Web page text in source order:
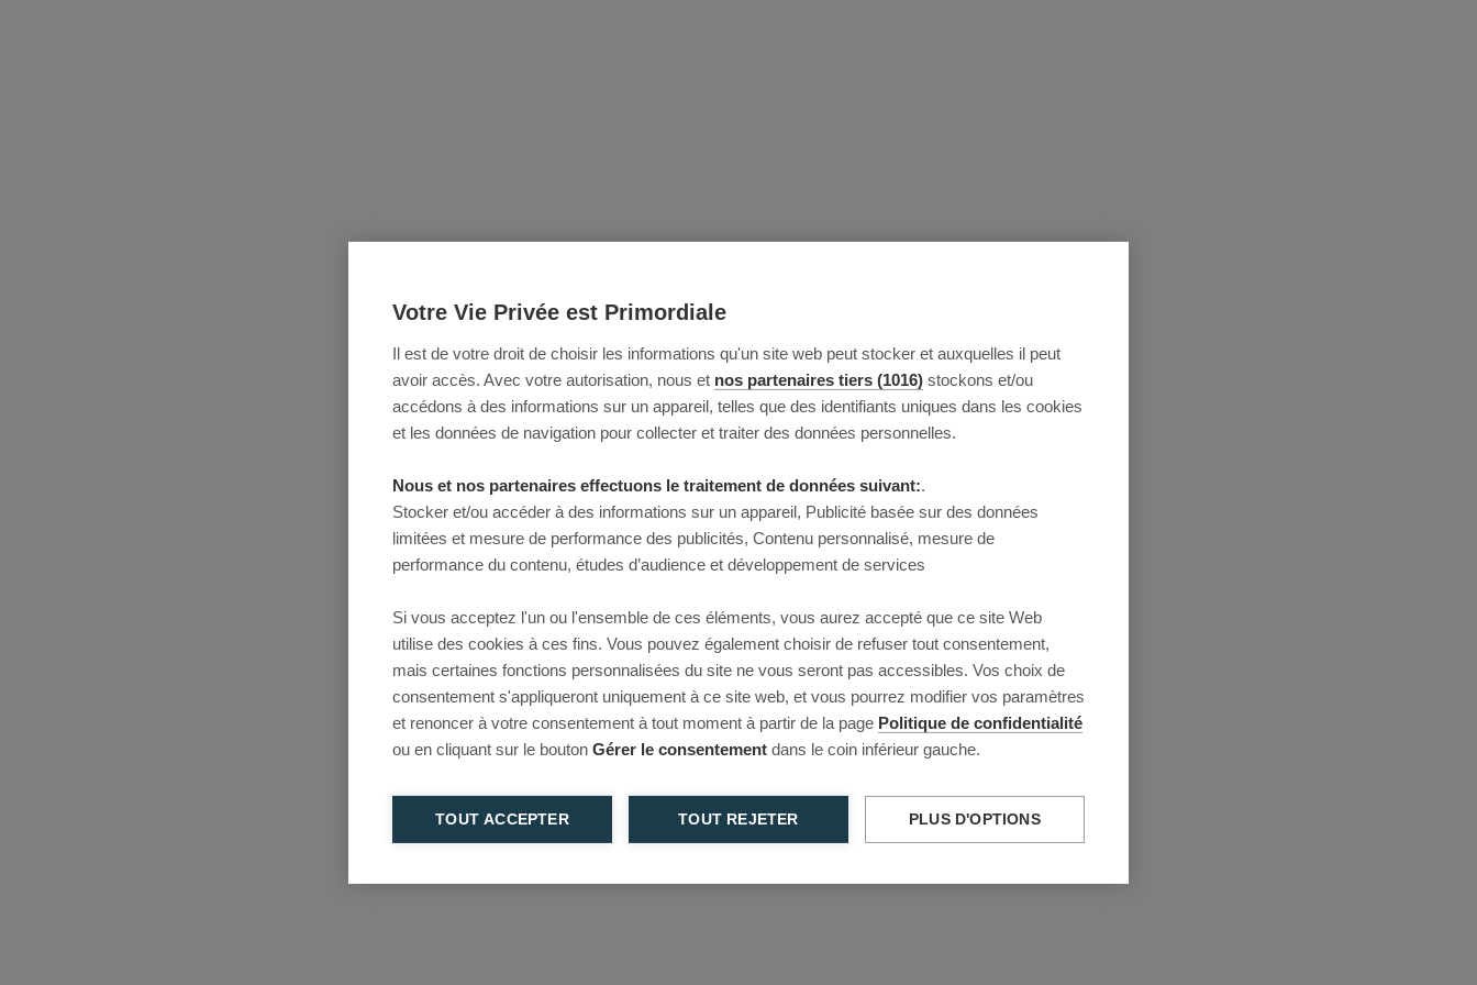
Votre Vie Privée est Primordiale
Il est de votre droit de choisir les informations qu'un site web peut stocker et auxquelles il peut
avoir accès. Avec votre autorisation, nous et nos partenaires tiers (1016) stockons et/ou
accédons à des informations sur un appareil, telles que des identifiants uniques dans les cookies
et les données de navigation pour collecter et traiter des données personnelles.
Nous et nos partenaires effectuons le traitement de données suivant:.
Stocker et/ou accéder à des informations sur un appareil, Publicité basée sur des données
limitées et mesure de performance des publicités, Contenu personnalisé, mesure de
performance du contenu, études d’audience et développement de services
Si vous acceptez l'un ou l'ensemble de ces éléments, vous aurez accepté que ce site Web
utilise des cookies à ces fins. Vous pouvez également choisir de refuser tout consentement,
mais certaines fonctions personnalisées du site ne vous seront pas accessibles. Vos choix de
consentement s'appliqueront uniquement à ce site web, et vous pourrez modifier vos paramètres
et renoncer à votre consentement à tout moment à partir de la page Politique de confidentialité
ou en cliquant sur le bouton Gérer le consentement dans le coin inférieur gauche.
TOUT ACCEPTER TOUT REJETER PLUS D'OPTIONS
This page couldn’t load
Reload to try again, or go back.
Reload Back